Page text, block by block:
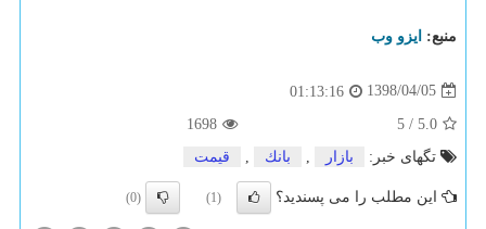
منبع: ایزو وب
1398/04/05
01:13:16
5.0
/
5
1698
تگهای خبر:
بازار , بانك , قیمت
این مطلب را می پسندید؟ (1)
(0)